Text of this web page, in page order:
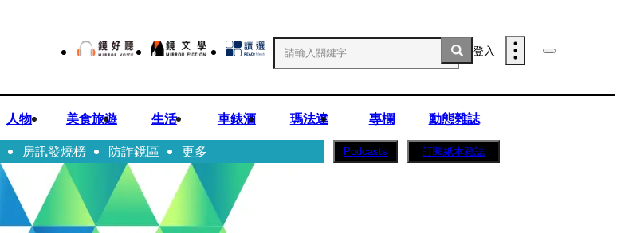
登入
人物 美食旅遊 生活 車錶酒 瑪法達 專欄
動態雜誌
房訊發燒榜 防詐鏡區 更多 Podcasts 訂閱紙本雜誌